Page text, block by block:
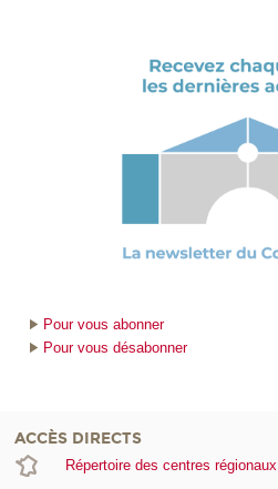
Pour vous abonner
Pour vous désabonner
ACCÈS DIRECTS
Répertoire des centres régionaux